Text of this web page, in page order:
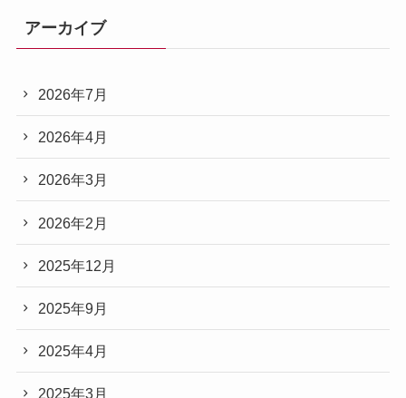
アーカイブ
2026年7月
2026年4月
2026年3月
2026年2月
2025年12月
2025年9月
2025年4月
2025年3月